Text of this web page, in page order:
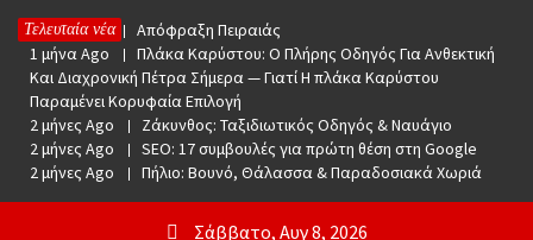
Skip
content
Τελευταία νέα
1 μήνα Ago
Απόφραξη Πειραιάς
1 μήνα Ago
Πλάκα Καρύστου: Ο Πλήρης Οδηγός Για Ανθεκτική
Και Διαχρονική Πέτρα Σήμερα — Γιατί Η πλάκα Καρύστου
Παραμένει Κορυφαία Επιλογή
2 μήνες Ago
Ζάκυνθος: Ταξιδιωτικός Οδηγός & Ναυάγιο
2 μήνες Ago
SEO: 17 συμβουλές για πρώτη θέση στη Google
2 μήνες Ago
Πήλιο: Βουνό, Θάλασσα & Παραδοσιακά Χωριά
Σάββατο, Αυγ 8, 2026